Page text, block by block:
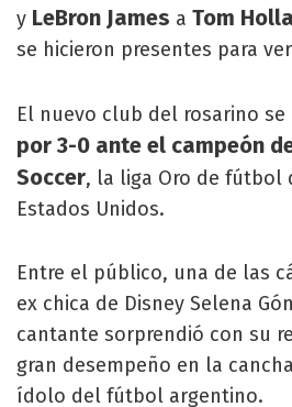
y LeBron James a Tom
se hicieron presentes para
El nuevo club del rosarino
por 3-0 ante el campeón
Soccer, la liga Oro de fútbol
Estados Unidos.
Entre el público, una de las
ex chica de Disney Selena
cantante sorprendió con su
gran desempeño en la
ídolo del fútbol argentino.